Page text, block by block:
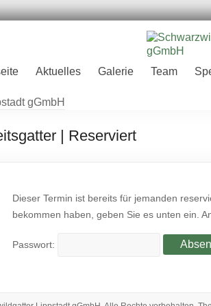
Aktuelles Galerie Team
| Reserviert
Dieser Termin ist bereits für jemanden
bekommen haben, geben Sie es unten ein.
Passwort: